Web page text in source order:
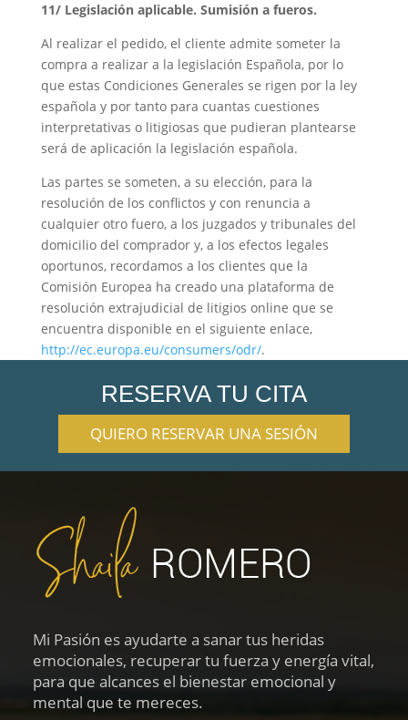
11/ Legislación aplicable. Sumisión a fueros.
Al realizar el pedido, el cliente admite someter la
compra a realizar a la legislación Española, por lo
que estas Condiciones Generales se rigen por la ley
española y por tanto para cuantas cuestiones
interpretativas o litigiosas que pudieran plantearse
será de aplicación la legislación española.
Las partes se someten, a su elección, para la
resolución de los conflictos y con renuncia a
cualquier otro fuero, a los juzgados y tribunales del
domicilio del comprador y, a los efectos legales
oportunos, recordamos a los clientes que la
Comisión Europea ha creado una plataforma de
resolución extrajudicial de litigios online que se
encuentra disponible en el siguiente enlace,
http://ec.europa.eu/consumers/odr/.
RESERVA TU CITA
QUIERO RESERVAR UNA SESIÓN
Mi Pasión es ayudarte a sanar tus heridas
emocionales, recuperar tu fuerza y energía vital,
para que alcances el bienestar emocional y
mental que te mereces.